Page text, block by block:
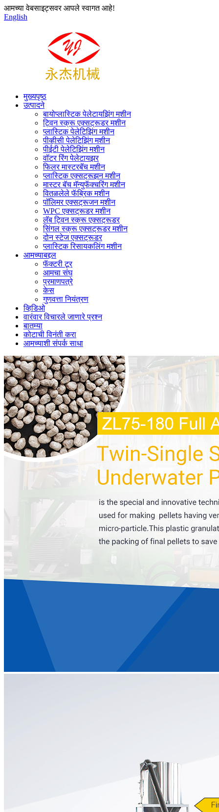
आमच्या वेबसाइट्सवर आपले स्वागत आहे!
English
मुख्यपृष्ठ
उत्पादने
बायोप्लास्टिक पेलेटायझिंग मशीन
ट्विन स्क्रू एक्सट्रूडर मशीन
प्लास्टिक पेलेटिझिंग मशीन
पीव्हीसी पेलेटिझिंग मशीन
पीईटी पेलेटिझिंग मशीन
वॉटर रिंग पेलेटायझर
फिलर मास्टरबॅच मशीन
प्लास्टिक एक्सट्रूझन मशीन
मास्टर बॅच मॅन्युफॅक्चरिंग मशीन
वितळलेले फॅब्रिक मशीन
पॉलिमर एक्सट्रूजन मशीन
WPC एक्सट्रूडर मशीन
लॅब ट्विन स्क्रू एक्सट्रूडर
सिंगल स्क्रू एक्सट्रूडर मशीन
दोन स्टेज एक्सट्रूडर
प्लास्टिक रिसायकलिंग मशीन
आमच्याबद्दल
फॅक्टरी टूर
आमचा संघ
प्रमाणपत्रे
केस
गुणवत्ता नियंत्रण
व्हिडिओ
वारंवार विचारले जाणारे प्रश्न
बातम्या
कोटाची विनंती करा
आमच्याशी संपर्क साधा